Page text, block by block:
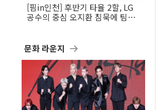
[핌in인천] 후반기 타율 2할, LG
공수의 중심 오지환 침묵에 팀도
문화 라운지